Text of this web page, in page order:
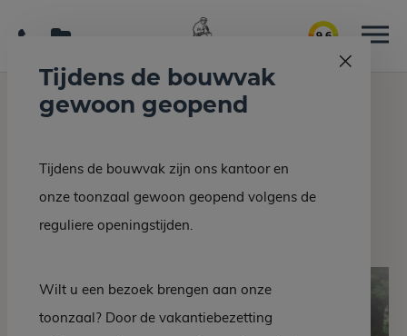
9.6
Home Grafmonumenten Grafsteen DM 508-21
Grafsteen DM 508-21
Tijdens de bouwvak
gewoon geopend
Tijdens de bouwvak zijn ons kantoor en
onze toonzaal gewoon geopend volgens de
reguliere openingstijden.
Wilt u een bezoek brengen aan onze
toonzaal? Door de vakantiebezetting